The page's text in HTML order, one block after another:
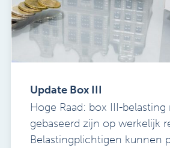
Update Box III
Hoge Raad: box III-
gebaseerd zijn op werkelijk
Belastingplichtigen kunnen